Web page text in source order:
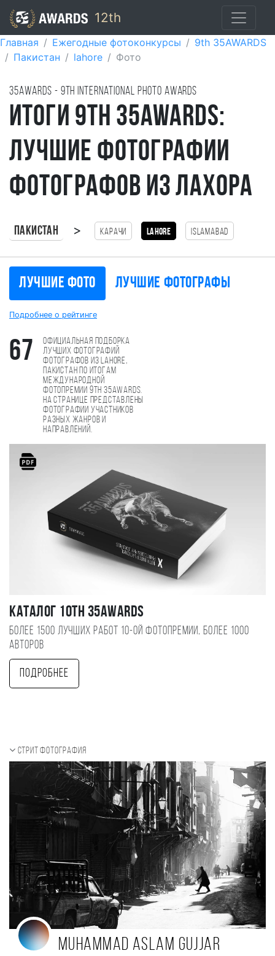
12th
Главная Ежегодные фотоконкурсы
9th 35AWARDS
Пакистан
lahore Фото
35AWARDS - 9TH international photo awards
Итоги 9th 35AWARDS:
лучшие фотографии
фотографов из Лахора
Пакистан > Карачи lahore Islamabad
Лучшие фото Лучшие фотографы
Подробнее о рейтинге
67
Официальная подборка
лучших фотографий
фотографов из lahore,
Пакистан по итогам
международной
фотопремии 9th 35AWARDS.
На странице представлены
фотографии участников
разных жанров и
направлений.
Каталог 10TH 35AWARDS
Более 1500 лучших работ 10-ой фотопремии, более 1000
авторов
Подробнее
Стрит фотография
MUHAMMAD ASLAM GUJJAR